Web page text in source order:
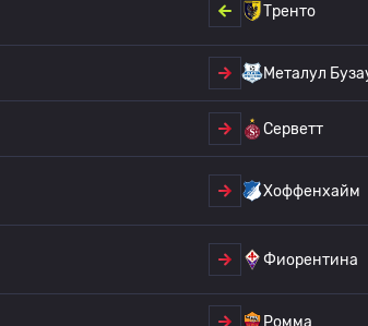
Тренто
Металул
Серветт
Хоффенхайм
Фиорентина
Ромма